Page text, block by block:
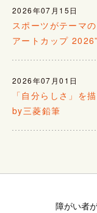
2026年07月15日
スポーツがテーマ
アートカップ
2026年07月01日
「自分らしさ」を
by三菱鉛筆
障がい者